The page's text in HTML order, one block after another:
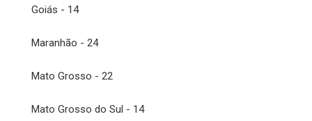
Goiás - 14
Maranhão - 24
Mato Grosso - 22
Mato Grosso do Sul - 14